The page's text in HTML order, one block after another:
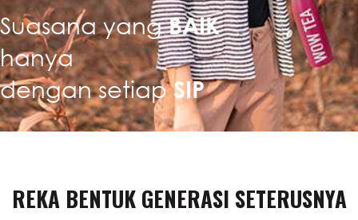
Suasana yangBAIK
hanya
dengan setiapSIP
REKA BENTUK GENERASI SETERUSNYA